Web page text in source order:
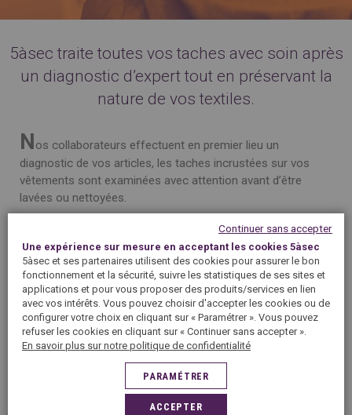
5àsec traite toutes vos taches avec soin après
un diagnostic d’expert tout en préservant la
nature de vos textiles.
Nos collaborateurs effectuent en premier lieu un
diagnostic de vos articles, les taches incrustées sur vos
vêtements sont examinées avec attention avant d’être
lavées ou nettoyées.
Un détachage manuel est d’abord effectué avec des
produits adaptés en fonction de la nature de la tache et du
textile.
Pour les taches les plus difficiles nos équipes ne procèdent
qu’à deux cycles de détachage afin de ne pas prendre le
risque de détériorer la fibre ou d’impacter la couleur de vos
articles.
Déposez-nous vos articles en toute confiance, nos équipes
d’experts trouveront la solution pour vous restituer vos
Une expérience sur mesure en acceptant les cookies 5àsec
5àsec et ses partenaires utilisent des cookies pour assurer le bon
fonctionnement et la sécurité, suivre les statistiques de ses sites et
applications et pour vous proposer des produits/services en lien
avec vos intérêts. Vous pouvez choisir d'accepter les cookies ou de
configurer votre choix en cliquant sur « Paramétrer ». Vous pouvez
refuser les cookies en cliquant sur « Continuer sans accepter ».
En savoir plus sur notre politique de confidentialité
ACCEPTER
PARAMÉTRER
Continuer sans accepter